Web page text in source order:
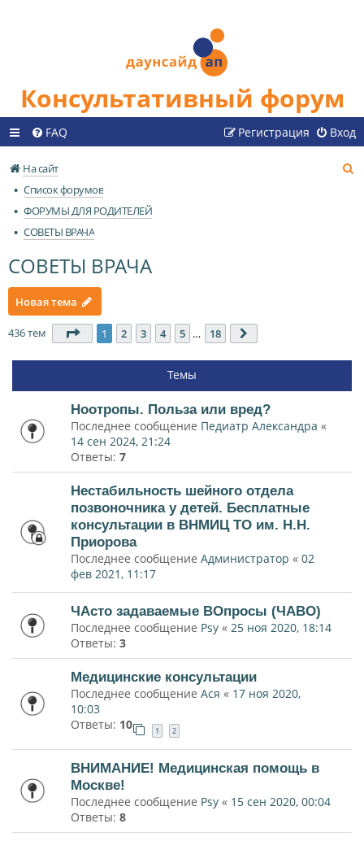
Консультативный форум
FAQ Вход
Регистрация
На сайт
Список форумов
ФОРУМЫ ДЛЯ РОДИТЕЛЕЙ
СОВЕТЫ ВРАЧА
СОВЕТЫ ВРАЧА
Новая тема
436 тем Страница 1из 18
1 2 3 4 5 … 18
Темы
Ноотропы. Польза или вред?
Последнее сообщение Педиатр Александра «
14 сен 2024, 21:24
Ответы: 7
Нестабильность шейного отдела
позвоночника у детей. Бесплатные
консультации в ВНМИЦ ТО им. Н.Н.
Приорова
Последнее сообщение Администратор « 02
фев 2021, 11:17
ЧАсто задаваемые ВОпросы (ЧАВО)
Последнее сообщение Psy « 25 ноя 2020, 18:14
Ответы: 3
Медицинские консультации
Последнее сообщение Ася « 17 ноя 2020,
10:03
Ответы: 10 1 2
ВНИМАНИЕ! Медицинская помощь в
Москве!
Последнее сообщение Psy « 15 сен 2020, 00:04
Ответы: 8